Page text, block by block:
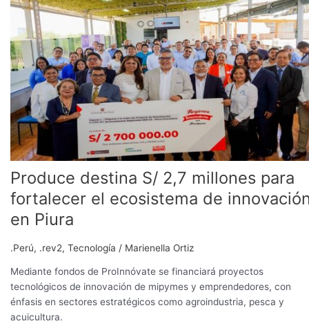
Produce destina S/ 2,7 millones para
fortalecer el ecosistema de
en Piura
.Perú, .rev2, Tecnología / Marienella Ortiz
Mediante fondos de ProInnóvate se financiará proyectos
tecnológicos de innovación de mipymes y emprendedores, con
énfasis en sectores estratégicos como agroindustria, pesca y
acuicultura.
destina
2,7
millones
para
fortalecer
el
ecosistema
de
innovación
en
Piura